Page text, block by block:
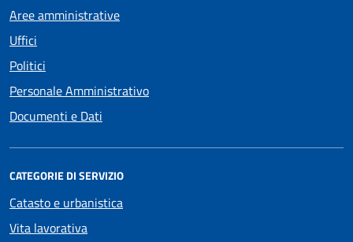
Aree amministrative
Uffici
Politici
Personale Amministrativo
Documenti e Dati
CATEGORIE DI SERVIZIO
Catasto e urbanistica
Vita lavorativa